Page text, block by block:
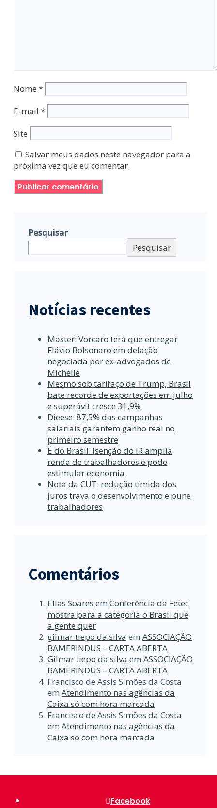
Nome *
E-mail *
Site
Salvar meus dados neste navegador para a
próxima vez que eu comentar.
Pesquisar
Pesquisar
Notícias recentes
Master: Vorcaro terá que entregar
Flávio Bolsonaro em delação
negociada por ex-advogados de
Michelle
Mesmo sob tarifaço de Trump, Brasil
bate recorde de exportações em julho
e superávit cresce 31,9%
Dieese: 87,5% das campanhas
salariais garantem ganho real no
primeiro semestre
É do Brasil: Isenção do IR amplia
renda de trabalhadores e pode
estimular economia
Nota da CUT: redução tímida dos
juros trava o desenvolvimento e pune
trabalhadores
Comentários
Elias Soares em Conferência da Fetec
mostra para a categoria o Brasil que
a gente quer
gilmar tiepo da silva em ASSOCIAÇÃO
BAMERINDUS – CARTA ABERTA
Gilmar tiepo da silva em ASSOCIAÇÃO
BAMERINDUS – CARTA ABERTA
Francisco de Assis Simões da Costa
em Atendimento nas agências da
Caixa só com hora marcada
Francisco de Assis Simões da Costa
em Atendimento nas agências da
Caixa só com hora marcada
Facebook